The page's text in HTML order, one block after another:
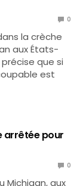
0
la crèche
aux États-
que si
est
arrêtée pour
0
Michigan, aux